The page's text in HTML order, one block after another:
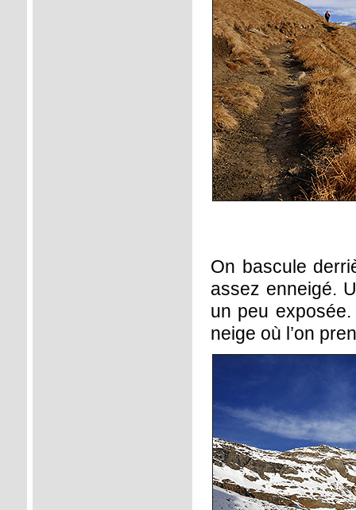
On bascule
assez enneigé.
un peu
neige où l’on